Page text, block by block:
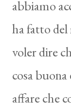
abbiamo
ha fatto del
voler dire
cosa buona
affare che